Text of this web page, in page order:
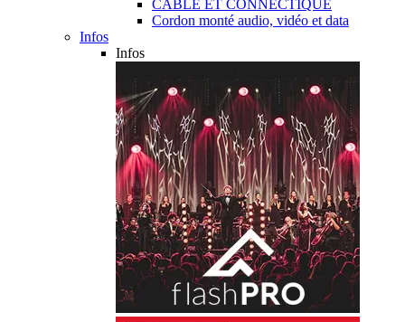
CÂBLE ET CONNECTIQUE
Cordon monté audio, vidéo et data
Infos
Infos